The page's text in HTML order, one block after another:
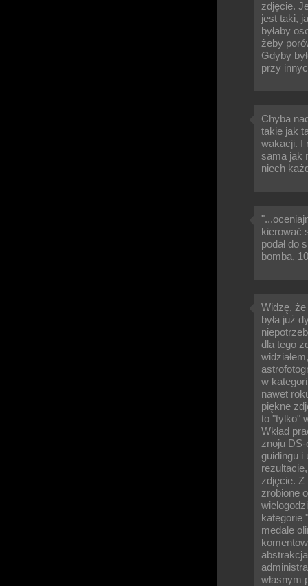
zdjęcie.
jest taki,
byłaby
żeby
Gdyby
przy
Chyba
takie jak
wakacji. I
sama jak
niech
kierować
podał do
bomba,
Widzę,
była już
dla tego
w
nawet
piękne
to "tylko"
Wkład
znoju
guidingu i
zdjęcie. Z
zrobione
kategorie
medale
własnym